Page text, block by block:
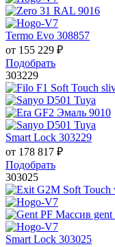
Termo Evo 308857
от 155 229 ₽
Подобрать
303229
Smart Lock 303229
от 178 817 ₽
Подобрать
303025
Smart Lock 303025